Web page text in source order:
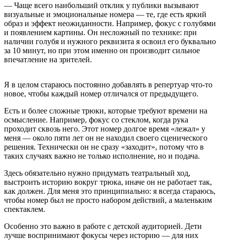
— Чаще всего наибольший отклик у публики вызывают
визуальные и эмоциональные номера — те, где есть яркий
образ и эффект неожиданности. Например, фокус с голубями
и появлением картины. Он несложный по технике: при
наличии голубя и нужного реквизита я освоил его буквально
за 10 минут, но при этом именно он производит сильное
впечатление на зрителей.
Я в целом стараюсь постоянно добавлять в репертуар что-то
новое, чтобы каждый номер отличался от предыдущего.
Есть и более сложные трюки, которые требуют времени на
осмысление. Например, фокус со стеклом, когда рука
проходит сквозь него. Этот номер долгое время «лежал» у
меня — около пяти лет он не находил своего сценического
решения. Технически он не сразу «заходит», потому что в
таких случаях важно не только исполнение, но и подача.
Здесь обязательно нужно придумать театральный ход,
выстроить историю вокруг трюка, иначе он не работает так,
как должен. Для меня это принципиально: я всегда стараюсь,
чтобы номер был не просто набором действий, а маленьким
спектаклем.
Особенно это важно в работе с детской аудиторией. Дети
лучше воспринимают фокусы через историю — для них